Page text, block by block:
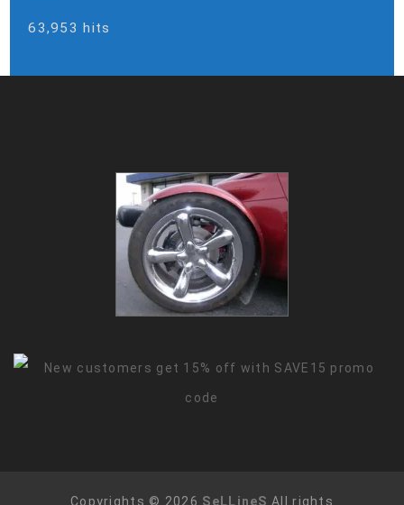
63,953 hits
Copyrights © 2026 SeLLineS All rights